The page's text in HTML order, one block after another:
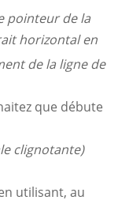
pointeur de la
horizontal en
de la ligne de
que débute
clignotante)
utilisant, au